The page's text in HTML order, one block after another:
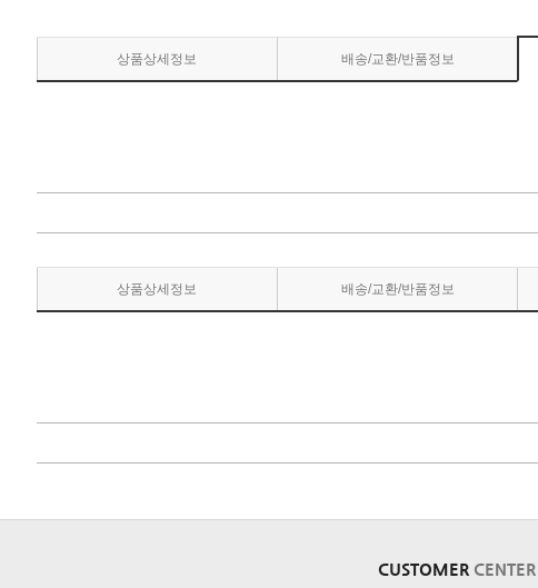
상품상세정보 배송/교환/반품정보
상품상세정보 배송/교환/반품정보
CUSTOMER CENTER